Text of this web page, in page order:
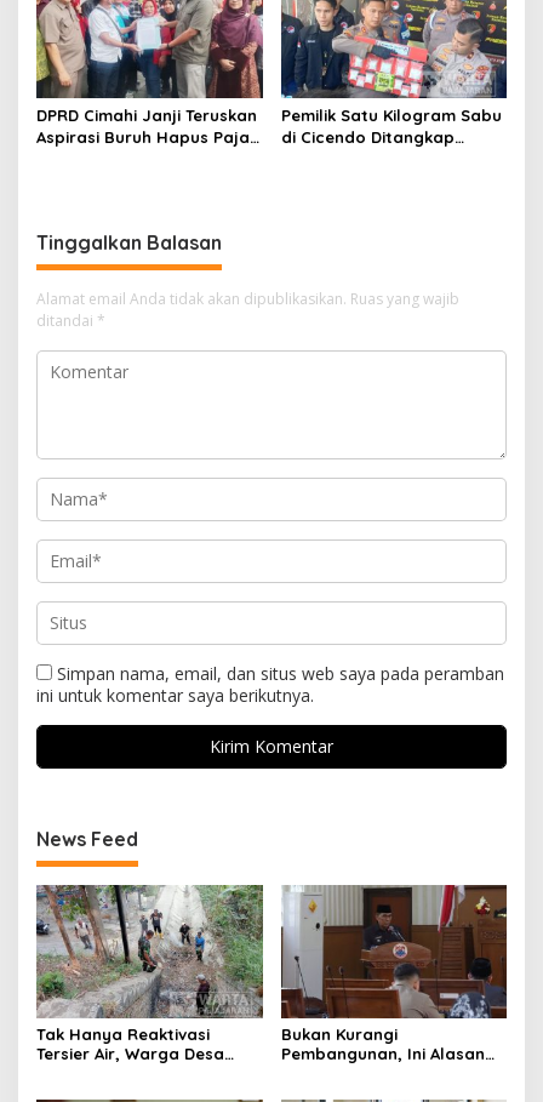
DPRD Cimahi Janji Teruskan
Aspirasi Buruh Hapus Pajak
Pemilik Satu Kilogram Sabu
di Cicendo Ditangkap
Tinggalkan Balasan
Alamat email Anda tidak akan dipublikasikan. Ruas yang wajib
ditandai *
Simpan nama, email, dan situs web saya pada peramban
ini untuk komentar saya berikutnya.
News Feed
Tak Hanya Reaktivasi
Tersier Air, Warga Desa
Bukan Kurangi
Pembangunan, Ini Alasan